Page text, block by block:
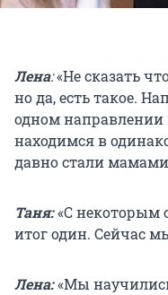
Лена:«Не сказать
но да, есть такое.
одном
находимся в
давно стали
Таня:«С некоторым
итог один. Сейчас
Лена:«Мы